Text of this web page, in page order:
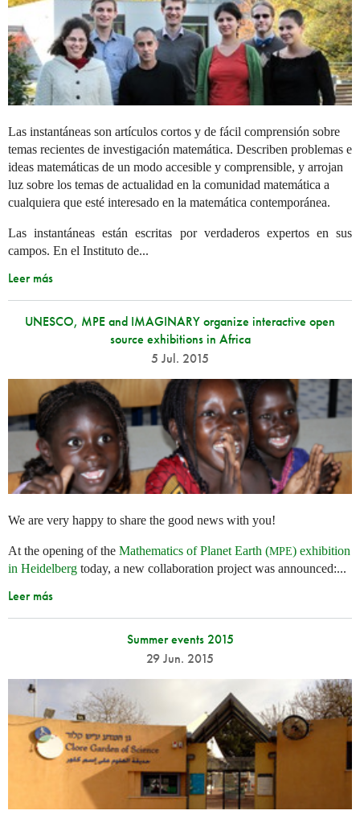
Las instantáneas son artículos cortos y de fácil comprensión sobre
temas recientes de investigación matemática. Describen problemas e
ideas matemáticas de un modo accesible y comprensible, y arrojan
luz sobre los temas de actualidad en la comunidad matemática a
cualquiera que esté interesado en la matemática contemporánea.
Las instantáneas están escritas por verdaderos expertos en sus
campos. En el Instituto de...
Leer más
UNESCO, MPE and IMAGINARY organize interactive open
source exhibitions in Africa
5 Jul. 2015
We are very happy to share the good news with you!
At the opening of the Mathematics of Planet Earth (MPE) exhibition
in Heidelberg today, a new collaboration project was announced:...
Leer más
Summer events 2015
29 Jun. 2015